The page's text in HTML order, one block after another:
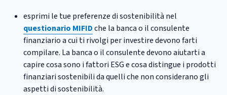
esprimi le tue preferenze di sostenibilità nel
questionario MIFIDche la banca o il consulente
finanziario a cui ti rivolgi per investire devono farti
compilare. La banca o il consulente devono aiutarti a
capire cosa sono i fattori ESG e cosa distingue i prodotti
finanziari sostenibili da quelli che non considerano gli
aspetti di sostenibilità.